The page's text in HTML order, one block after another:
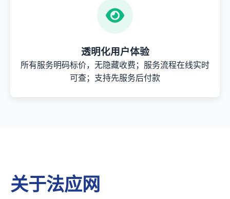
透明化用户体验
所有服务明码标价，无隐藏收费；服务流程在线实时
可查；支持先服务后付款
关于法应网